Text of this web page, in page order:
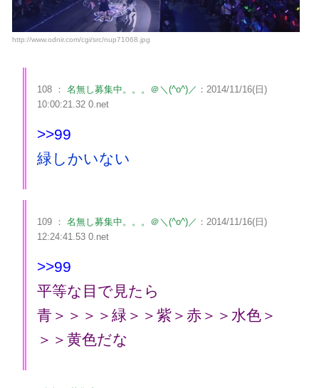
http://www.odnir.com/cgi/src/nup71068.jpg
108 ： 名無し募集中。。。＠＼(^o^)／ ：2014/11/16(日)
10:00:21.32 0.net
>>99
緑しかいない
109 ： 名無し募集中。。。＠＼(^o^)／ ：2014/11/16(日)
12:24:41.53 0.net
>>99
平等な目で見たら
青＞＞＞＞緑＞＞紫＞赤＞＞水色＞
＞＞黄色だな